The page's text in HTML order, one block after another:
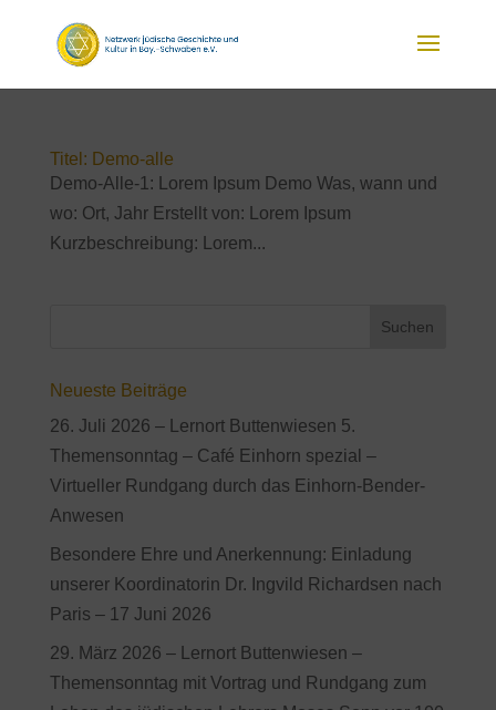
Titel: Demo-alle
Demo-Alle-1: Lorem Ipsum Demo Was, wann und
wo: Ort, Jahr Erstellt von: Lorem Ipsum
Kurzbeschreibung: Lorem...
Neueste Beiträge
26. Juli 2026 – Lernort Buttenwiesen 5.
Themensonntag – Café Einhorn spezial –
Virtueller Rundgang durch das Einhorn-Bender-
Anwesen
Besondere Ehre und Anerkennung: Einladung
unserer Koordinatorin Dr. Ingvild Richardsen nach
Paris – 17 Juni 2026
29. März 2026 – Lernort Buttenwiesen –
Themensonntag mit Vortrag und Rundgang zum